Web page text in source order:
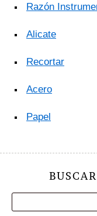
Razón
Alicate
Recortar
Acero
Papel